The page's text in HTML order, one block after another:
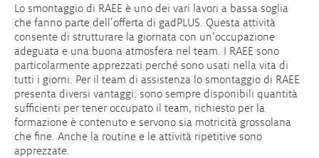
Lo smontaggio di RAEE è uno dei vari lavori a bassa soglia
che fanno parte dell’offerta di gadPLUS. Questa attività
consente di strutturare la giornata con un’occupazione
adeguata e una buona atmosfera nel team. I RAEE sono
particolarmente apprezzati perché sono usati nella vita di
tutti i giorni. Per il team di assistenza lo smontaggio di RAEE
presenta diversi vantaggi: sono sempre disponibili quantità
sufficienti per tener occupato il team, richiesto per la
formazione è contenuto e servono sia motricità grossolana
che fine. Anche la routine e le attività ripetitive sono
apprezzate.